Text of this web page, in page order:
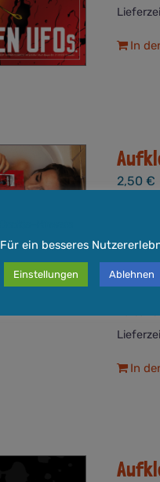
In
2,50 €
inkl. 19
In
Für ein besseres
Einstellungen Ablehnen